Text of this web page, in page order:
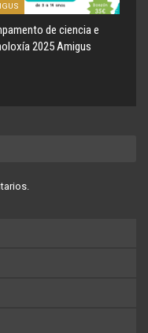
de ciencia e
2025 Amigus